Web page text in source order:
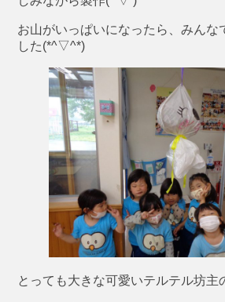
お山がいっぱいになったら、みんな
した(*^▽^*)
とっても大きな可愛いテルテル坊主